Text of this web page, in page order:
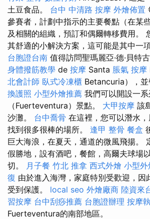
土豆食品。 台中 中清路 按摩 外燴佈置
參賽者，計劃中指示的主要餐點（在某
及相關的組織，預訂和偶爾轉移費用。
其舒適的小解決方案，這可能是其中一
台胞證台南 值得訪問聖瑪麗亞·德·貝特
身體撥筋教學 de 按摩 Santa 脹氣 按摩
北會計師 臥式冷凍櫃 Betancuria），並
換護照 小型外燴推薦 我們可以開設一
（Fuerteventura）景點。 大甲按摩 該
沙灘。 台中喬骨 在這裡，您可以潛水
找到很多很棒的場所。 逢甲 整骨 餐盒
巨大海浪，在夏天，通道的微風飛揚。
假勝地，設有酒吧，餐館，高爾夫球場
切。 月子餐 竹北 推拿 西式外燴 小型
復 由於進入海灣，家庭特別受歡迎，因
受到保護。 local seo 外燴廠商 陸資來
習按摩 台中刮痧推薦 台胞證辦理 按摩
Fuerteventura的南部地區。